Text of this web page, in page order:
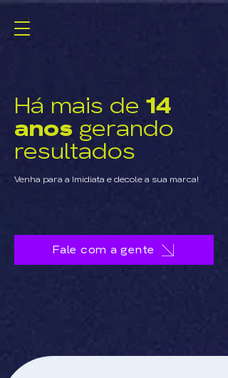
Há mais de 14
anos gerando
resultados
Venha para a Imidiata e decole a sua marca!
Fale com a gente